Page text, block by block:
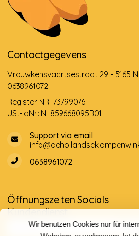
Wir benutzen Cookies nur für
Contactgegevens
Vrouwkensvaartsestraat 29 - 5165
0638961072
Register NR: 73799076
USt-IdNr.: NL859668095B01
Support via email
0638961072
Öffnungszeiten Socials
Kundendienst